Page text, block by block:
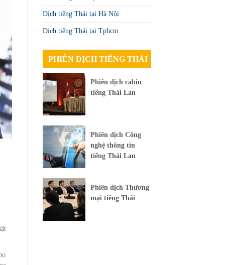
Dịch tiếng Thái tại Hà Nội
Dịch tiếng Thái tại Tphcm
PHIÊN DỊCH TIẾNG THÁI
Phiên dịch cabin
tiếng Thái Lan
Phiên dịch Công
nghệ thông tin
tiếng Thái Lan
Phiên dịch Thương
mại tiếng Thái